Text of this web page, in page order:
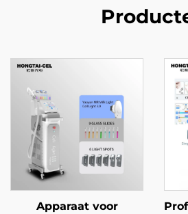
Apparaat voor